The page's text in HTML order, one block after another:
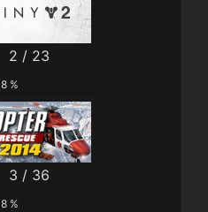
2 / 23
8 %
3 / 36
8 %